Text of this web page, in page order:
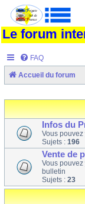
Le forum
FAQ
Accueil du forum
Infos du
Vous
Sujets : 196
Vente de
Vous
bulletin
Sujets : 23